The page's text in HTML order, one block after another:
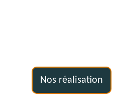
Nos réalisation